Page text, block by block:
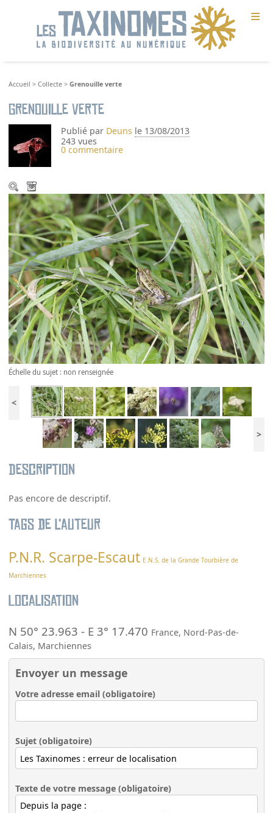
≡
Accueil >Collecte >Grenouille verte
Grenouille verte
Publié par Deuns le 13/08/2013
243 vues
0 commentaire
Échelle du sujet : non renseignée
<
>
Description
Pas encore de descriptif.
Tags de l’auteur
P.N.R. Scarpe-Escaut E.N.S. de la Grande Tourbière de
Marchiennes
Localisation
N 50° 23.963 - E 3° 17.470 France, Nord-Pas-de-
Calais, Marchiennes
Envoyer un message
Votre adresse email (obligatoire)
Sujet (obligatoire)
Texte de votre message (obligatoire)